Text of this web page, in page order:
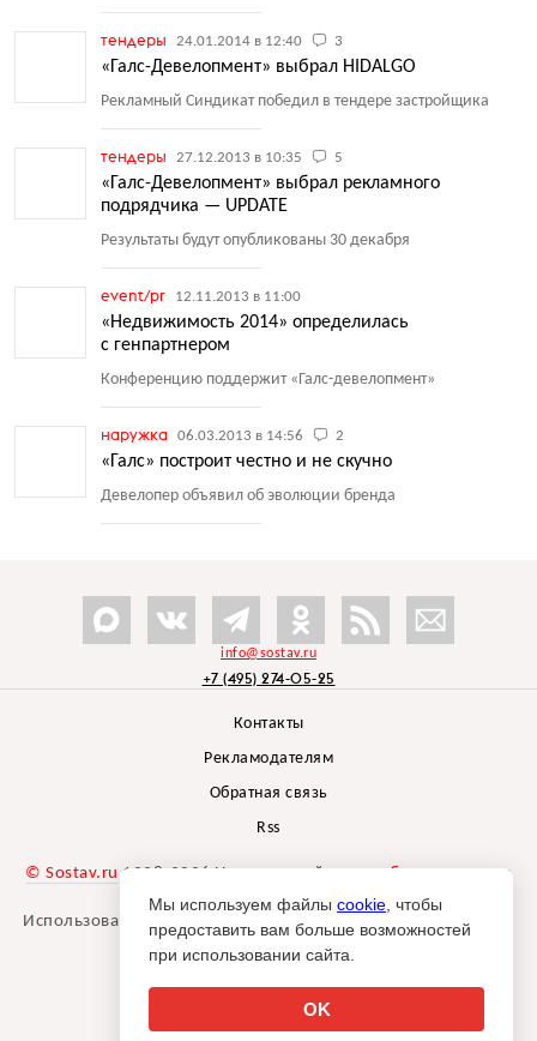
тендеры 24.01.2014 в 12:40 3
«Галс-Девелопмент» выбрал HIDALGO
Рекламный Синдикат победил в тендере застройщика
тендеры 27.12.2013 в 10:35 5
«Галс-Девелопмент» выбрал рекламного
подрядчика — UPDATE
Результаты будут опубликованы 30 декабря
event/pr 12.11.2013 в 11:00
«Недвижимость 2014» определилась
с генпартнером
Конференцию поддержит «Галс-девелопмент»
наружка 06.03.2013 в 14:56 2
«Галс» построит честно и не скучно
Девелопер объявил об эволюции бренда
info@sostav.ru
+7 (495) 274-05-25
Контакты
Рекламодателям
Обратная связь
Rss
© Sostav.ru 1998-2026 Независимый проектбрендингового
агентства Depot
Использование материалов Sostav.ru допустимо только при
указании источника.
Мы используем файлы cookie , чтобы
предоставить вам больше возможностей
при использовании сайта.
OK